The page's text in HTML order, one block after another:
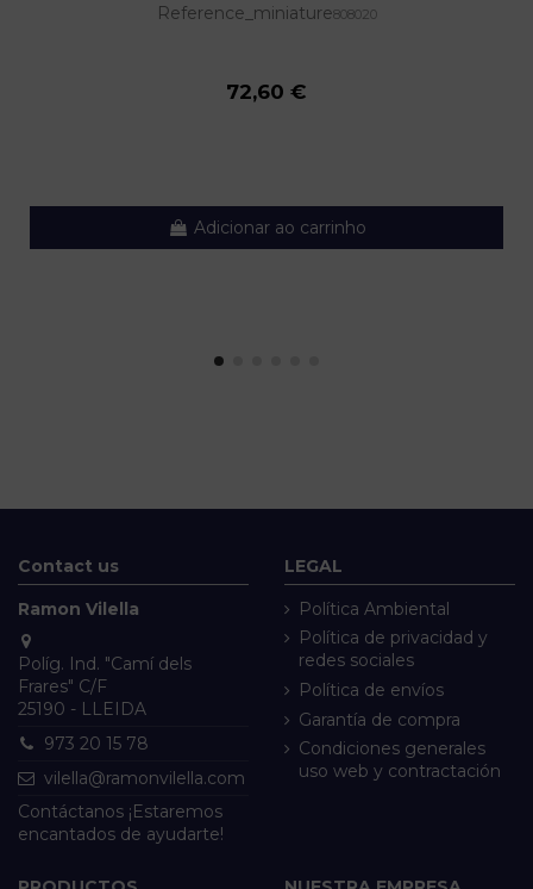
Reference_miniature808020
72,60 €
Adicionar ao carrinho
Contact us
Ramon Vilella
Políg. Ind. "Camí dels
Frares" C/F
25190 - LLEIDA
973 20 15 78
vilella@ramonvilella.com
Contáctanos ¡Estaremos
encantados de ayudarte!
LEGAL
Política Ambiental
Política de privacidad y
redes sociales
Política de envíos
Garantía de compra
Condiciones generales
uso web y contractación